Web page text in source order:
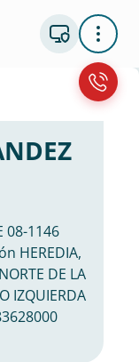
08-1146
HEREDIA,
DE LA
IZQUIERDA